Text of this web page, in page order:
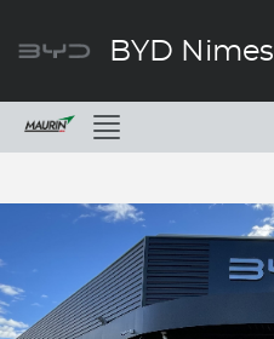
BYD Nimes
Menu